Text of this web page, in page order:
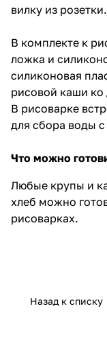
вилку из розетки.
В комплекте к
ложка и
силиконовая
рисовой каши ко
В рисоварке
для сбора воды
Что можно
Любые крупы и
хлеб можно
рисоварках.
Назад к списку